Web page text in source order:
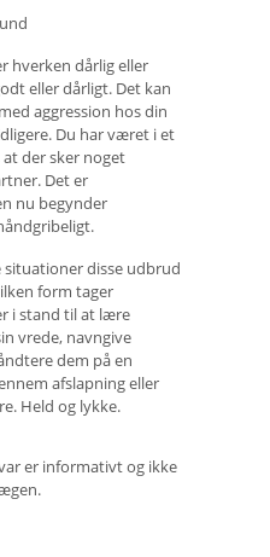
hverken dårlig eller
eller dårligt. Det kan
aggression hos din
Du har været i et
der sker noget
Det er
nu begynder
situationer disse udbrud
form tager
i stand til at lære
vrede, navngive
dem på en
afslapning eller
Held og lykke.
er informativt og ikke